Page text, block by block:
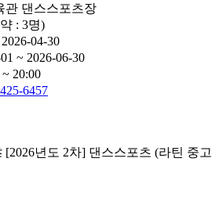
관 댄스스포츠장
: 3명)
04-30
~ 2026-06-30
20:00
6457
[2026년도 2차] 댄스스포츠 (라틴 중고